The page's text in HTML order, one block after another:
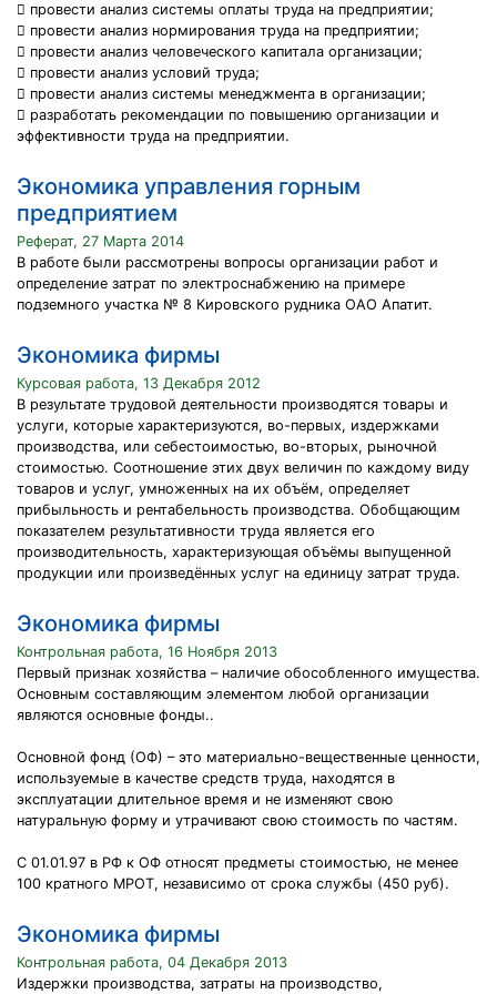
 провести анализ системы оплаты труда на предприятии;
 провести анализ нормирования труда на предприятии;
 провести анализ человеческого капитала организации;
 провести анализ условий труда;
 провести анализ системы менеджмента в организации;
 разработать рекомендации по повышению организации и
эффективности труда на предприятии.
Экономика управления горным
предприятием
Реферат, 27 Марта 2014
В работе были рассмотрены вопросы организации работ и
определение затрат по электроснабжению на примере
подземного участка № 8 Кировского рудника ОАО Апатит.
Экономика фирмы
Курсовая работа, 13 Декабря 2012
В результате трудовой деятельности производятся товары и
услуги, которые характеризуются, во-первых, издержками
производства, или себестоимостью, во-вторых, рыночной
стоимостью. Соотношение этих двух величин по каждому виду
товаров и услуг, умноженных на их объём, определяет
прибыльность и рентабельность производства. Обобщающим
показателем результативности труда является его
производительность, характеризующая объёмы выпущенной
продукции или произведённых услуг на единицу затрат труда.
Экономика фирмы
Контрольная работа, 16 Ноября 2013
Первый признак хозяйства – наличие обособленного имущества.
Основным составляющим элементом любой организации
являются основные фонды..
Основной фонд (ОФ) – это материально-вещественные ценности,
используемые в качестве средств труда, находятся в
эксплуатации длительное время и не изменяют свою
натуральную форму и утрачивают свою стоимость по частям.
С 01.01.97 в РФ к ОФ относят предметы стоимостью, не менее
100 кратного МРОТ, независимо от срока службы (450 руб).
Экономика фирмы
Контрольная работа, 04 Декабря 2013
Издержки производства, затраты на производство,